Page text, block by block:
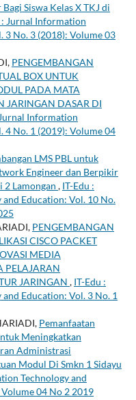
Siswa Kelas X TKJ di
: Jurnal Information
3 No. 3 (2018): Volume 03
PENGEMBANGAN
BOX UNTUK
PADA MATA
JARINGAN DASAR DI
Information
4 No. 1 (2019): Volume 04
LMS PBL untuk
Engineer dan Berpikir
2 Lamongan , IT-Edu :
Education: Vol. 10 No.
PENGEMBANGAN
CISCO PACKET
MEDIA
PELAJARAN
JARINGAN , IT-Edu :
Education: Vol. 3 No. 1
Pemanfaatan
Meningkatkan
Administrasi
Modul Di Smkn 1 Sidayu
Technology and
04 No 2 2019